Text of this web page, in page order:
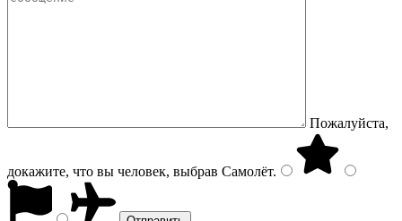
Пожалуйста,
докажите, что вы человек, выбрав Самолёт.